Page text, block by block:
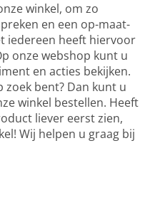
winkel, om zo
en een op-maat-
iedereen heeft hiervoor
onze webshop kunt u
en acties bekijken.
zoek bent? Dan kunt u
winkel bestellen. Heeft
liever eerst zien,
Wij helpen u graag bij